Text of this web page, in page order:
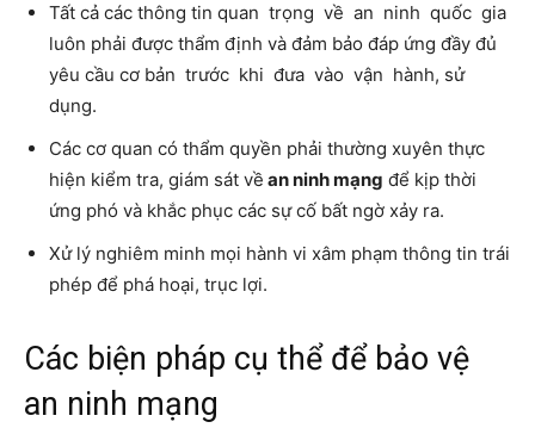
Tất cả các thông tin quan trọng về an ninh quốc gia
luôn phải được thẩm định và đảm bảo đáp ứng đầy đủ
yêu cầu cơ bản trước khi đưa vào vận hành, sử
dụng.
Các cơ quan có thẩm quyền phải thường xuyên thực
hiện kiểm tra, giám sát về an ninh mạng để kịp thời
ứng phó và khắc phục các sự cố bất ngờ xảy ra.
Xử lý nghiêm minh mọi hành vi xâm phạm thông tin trái
phép để phá hoại, trục lợi.
Các biện pháp cụ thể để bảo vệ
an ninh mạng